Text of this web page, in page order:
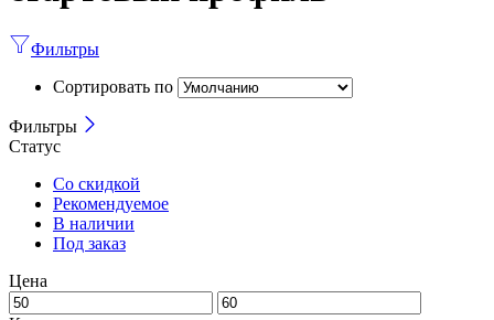
Фильтры
Сортировать по
Фильтры
Статус
Со скидкой
Рекомендуемое
В наличии
Под заказ
Цена